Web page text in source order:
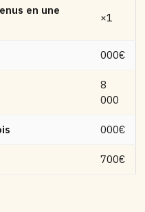
en une
×1
000€
8
000
000€
700€